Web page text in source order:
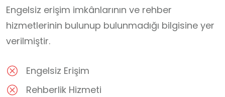
Engelsiz erişim imkânlarının ve rehber
hizmetlerinin bulunup bulunmadığı bilgisine yer
verilmiştir.
Engelsiz Erişim
Rehberlik Hizmeti